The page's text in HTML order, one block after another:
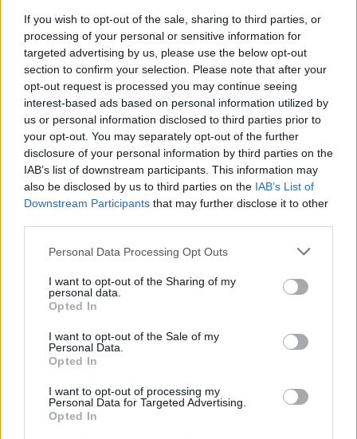
If you wish to opt-out of the sale, sharing to third parties, or
processing of your personal or sensitive information for
targeted advertising by us, please use the below opt-out
section to confirm your selection. Please note that after your
opt-out request is processed you may continue seeing
interest-based ads based on personal information utilized by
us or personal information disclosed to third parties prior to
your opt-out. You may separately opt-out of the further
disclosure of your personal information by third parties on the
IAB’s list of downstream participants. This information may
also be disclosed by us to third parties on the IAB’s List of
Downstream Participants that may further disclose it to other
Personal Data Processing Opt Outs
I want to opt-out of the Sharing of my
personal data.
Opted In
I want to opt-out of the Sale of my
Personal Data.
Opted In
I want to opt-out of processing my
Personal Data for Targeted Advertising.
Opted In
μορφές πρόσκαιρων και ύποπτων, χρονικά,
βοηθημάτων.
Οι Έλληνες στρατιωτικοί απαιτούν την αναγνώριση
του ειδικού εργασιακού καθεστώτος και συνθηκών,
υπό τα οποία εργάσθηκαν, της κατάφορης αδικίας
που υπέστησαν στους μισθούς και τις συντάξεις τους
και την άμεση άρση των αδικιών και των
ρατσιστικών διακρίσεων που τους έχουν επιβληθεί.
Οι Έλληνες στρατιωτικοί απαιτούν, έστω και αυτή την
ύστατη στιγμή, η κυβέρνηση να αναλάβει τις
συνταγματικές της ευθύνες και να προστατεύσει την
αξιοπρέπεια ολόκληρου του Ελληνικού λαού που τα
τέσσερα αυτά μνημονιακά χρόνια, την εκποίησε αντί